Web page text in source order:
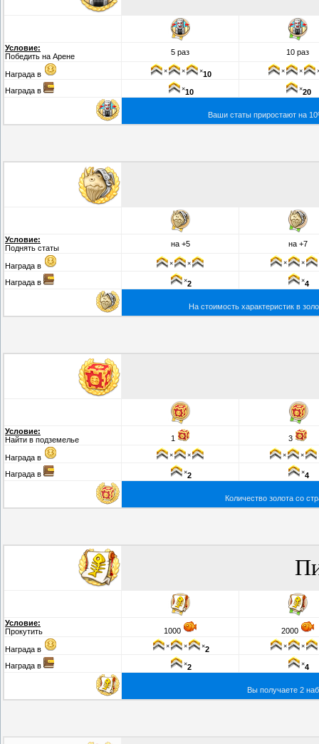
Условие:
Победить на Арене
5 раз 10 раз
Награда в × × ×10 × ×
Награда в ×10 ×20
Ваши статы приростают на
Условие:
Поднять статы
на +5 на +7
Награда в × × × ×
Награда в ×2 ×4
На стоимость характеристик в
Условие:
Найти в подземелье
1 3
Награда в × × × ×
Награда в ×2 ×4
Количество золота со
Условие:
Прокутить
1000 2000
Награда в × × ×2 × ×
Награда в ×2 ×4
Вы получаете 2